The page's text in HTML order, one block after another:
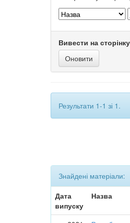
Вивести на сторінку
Результати 1-1 зі 1.
Знайдені матеріали:
Дата
випуску
Назва